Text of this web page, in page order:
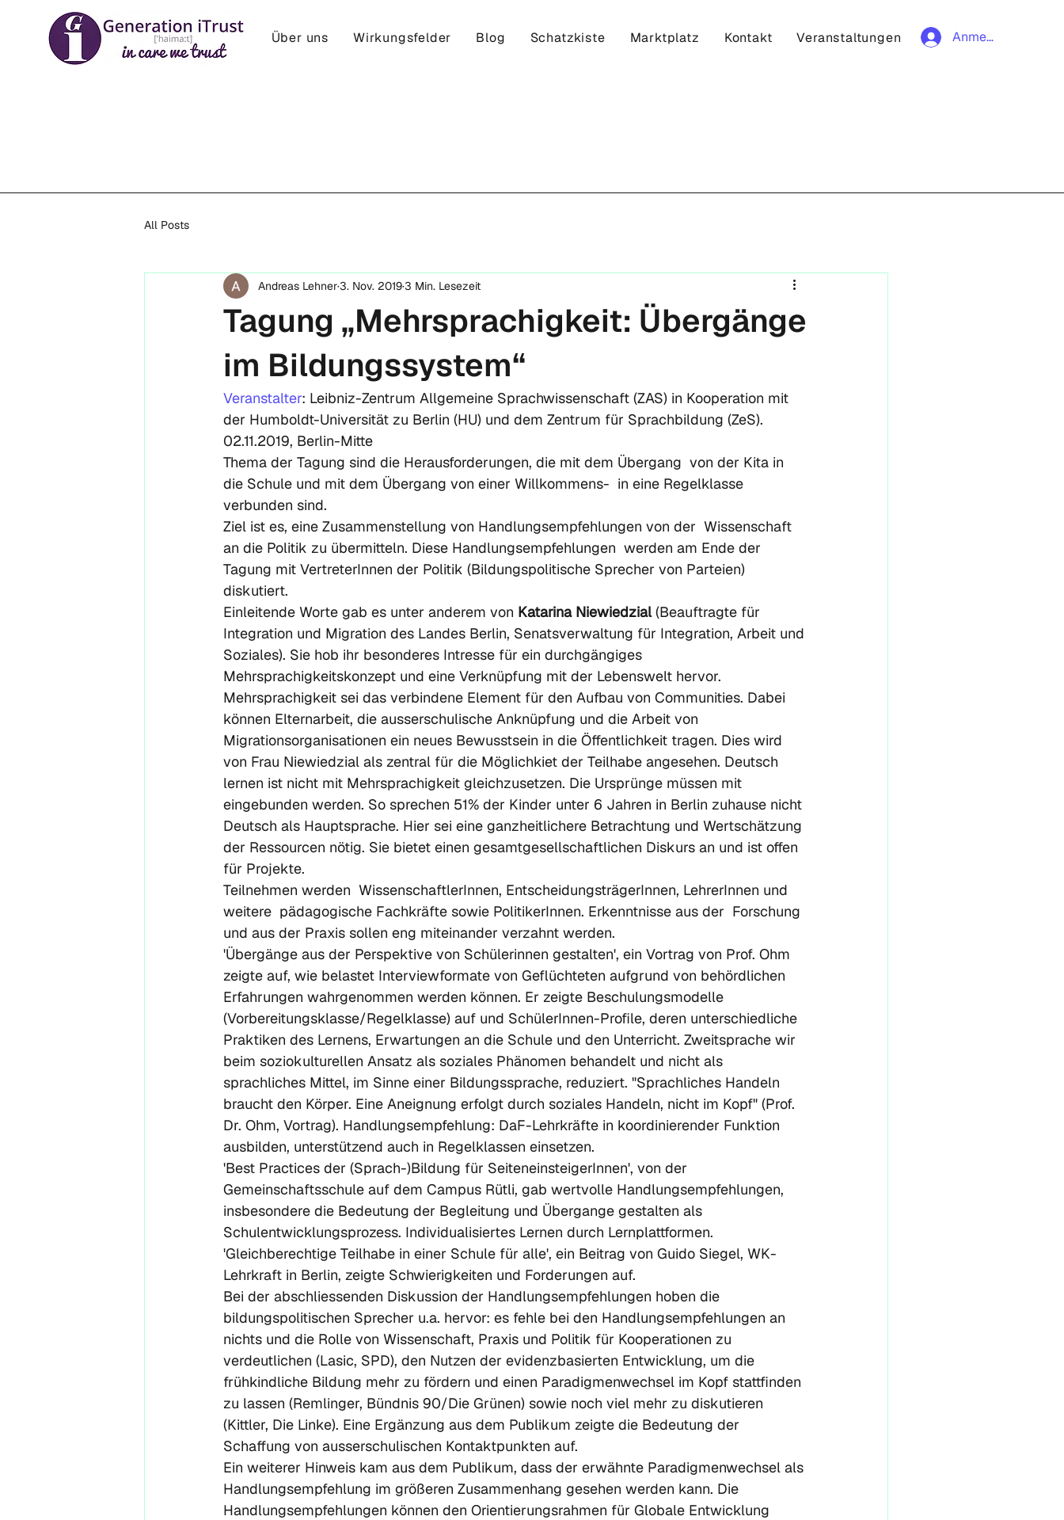
Über uns Wirkungsfelder Blog Schatzkiste Marktplatz Kontakt Veranstaltungen Anmelden
All Posts
Tagung „Mehrsprachigkeit: Übergänge
im Bildungssystem“
Andreas Lehner3. Nov. 20193 Min. Lesezeit
Veranstalter: Leibniz-Zentrum Allgemeine Sprachwissenschaft (ZAS) in Kooperation mit
der Humboldt-Universität zu Berlin (HU) und dem Zentrum für Sprachbildung (ZeS).
02.11.2019, Berlin-Mitte
Thema der Tagung sind die Herausforderungen, die mit dem Übergang  von der Kita in
die Schule und mit dem Übergang von einer Willkommens-  in eine Regelklasse
verbunden sind.
Ziel ist es, eine Zusammenstellung von Handlungsempfehlungen von der  Wissenschaft
an die Politik zu übermitteln. Diese Handlungsempfehlungen  werden am Ende der
Tagung mit VertreterInnen der Politik (Bildungspolitische Sprecher von Parteien)
diskutiert.
Einleitende Worte gab es unter anderem von Katarina Niewiedzial (Beauftragte für
Integration und Migration des Landes Berlin, Senatsverwaltung für Integration, Arbeit und
Soziales). Sie hob ihr besonderes Intresse für ein durchgängiges
Mehrsprachigkeitskonzept und eine Verknüpfung mit der Lebenswelt hervor.
Mehrsprachigkeit sei das verbindene Element für den Aufbau von Communities. Dabei
können Elternarbeit, die ausserschulische Anknüpfung und die Arbeit von
Migrationsorganisationen ein neues Bewusstsein in die Öffentlichkeit tragen. Dies wird
von Frau Niewiedzial als zentral für die Möglichkiet der Teilhabe angesehen. Deutsch
lernen ist nicht mit Mehrsprachigkeit gleichzusetzen. Die Ursprünge müssen mit
eingebunden werden. So sprechen 51% der Kinder unter 6 Jahren in Berlin zuhause nicht
Deutsch als Hauptsprache. Hier sei eine ganzheitlichere Betrachtung und Wertschätzung
der Ressourcen nötig. Sie bietet einen gesamtgesellschaftlichen Diskurs an und ist offen
für Projekte.
Teilnehmen werden  WissenschaftlerInnen, EntscheidungsträgerInnen, LehrerInnen und
weitere  pädagogische Fachkräfte sowie PolitikerInnen. Erkenntnisse aus der  Forschung
und aus der Praxis sollen eng miteinander verzahnt werden.
'Übergänge aus der Perspektive von Schülerinnen gestalten', ein Vortrag von Prof. Ohm
zeigte auf, wie belastet Interviewformate von Geflüchteten aufgrund von behördlichen
Erfahrungen wahrgenommen werden können. Er zeigte Beschulungsmodelle
(Vorbereitungsklasse/Regelklasse) auf und SchülerInnen-Profile, deren unterschiedliche
Praktiken des Lernens, Erwartungen an die Schule und den Unterricht. Zweitsprache wir
beim soziokulturellen Ansatz als soziales Phänomen behandelt und nicht als
sprachliches Mittel, im Sinne einer Bildungssprache, reduziert. "Sprachliches Handeln
braucht den Körper. Eine Aneignung erfolgt durch soziales Handeln, nicht im Kopf" (Prof.
Dr. Ohm, Vortrag). Handlungsempfehlung: DaF-Lehrkräfte in koordinierender Funktion
ausbilden, unterstützend auch in Regelklassen einsetzen.
'Best Practices der (Sprach-)Bildung für SeiteneinsteigerInnen', von der
Gemeinschaftsschule auf dem Campus Rütli, gab wertvolle Handlungsempfehlungen,
insbesondere die Bedeutung der Begleitung und Übergange gestalten als
Schulentwicklungsprozess. Individualisiertes Lernen durch Lernplattformen.
'Gleichberechtige Teilhabe in einer Schule für alle', ein Beitrag von Guido Siegel, WK-
Lehrkraft in Berlin, zeigte Schwierigkeiten und Forderungen auf.
Bei der abschliessenden Diskussion der Handlungsempfehlungen hoben die
bildungspolitischen Sprecher u.a. hervor: es fehle bei den Handlungsempfehlungen an
nichts und die Rolle von Wissenschaft, Praxis und Politik für Kooperationen zu
verdeutlichen (Lasic, SPD), den Nutzen der evidenzbasierten Entwicklung, um die
frühkindliche Bildung mehr zu fördern und einen Paradigmenwechsel im Kopf stattfinden
zu lassen (Remlinger, Bündnis 90/Die Grünen) sowie noch viel mehr zu diskutieren
(Kittler, Die Linke). Eine Ergänzung aus dem Publikum zeigte die Bedeutung der
Schaffung von ausserschulischen Kontaktpunkten auf.
Ein weiterer Hinweis kam aus dem Publikum, dass der erwähnte Paradigmenwechsel als
Handlungsempfehlung im größeren Zusammenhang gesehen werden kann. Die
Handlungsempfehlungen können den Orientierungsrahmen für Globale Entwicklung